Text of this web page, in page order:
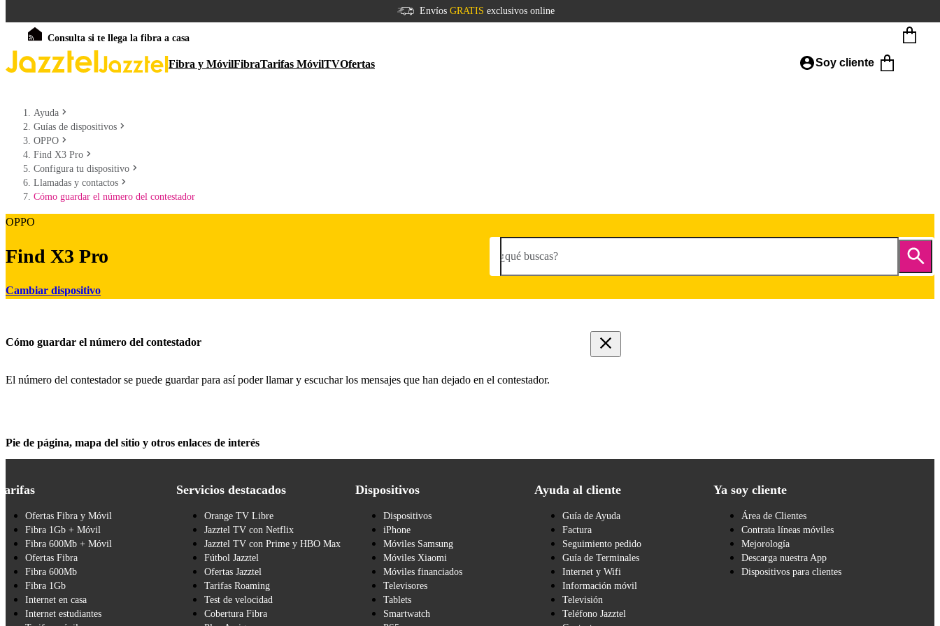
Envíos GRATIS exclusivos online
Consulta si te llega la fibra a casa
Fibra y MóvilFibraTarifas MóvilTVOfertas Soy cliente
Ayuda
Guías de dispositivos
OPPO
Find X3 Pro
Configura tu dispositivo
Llamadas y contactos
Cómo guardar el número del contestador
OPPO
Find X3 Pro
Cambiar dispositivo
¿qué buscas?
Cómo guardar el número del contestador
El número del contestador se puede guardar para así poder llamar y escuchar los mensajes que han dejado en el contestador.
Pie de página, mapa del sitio y otros enlaces de interés
Ofertas Fibra y Móvil
Fibra 1Gb + Móvil
Fibra 600Mb + Móvil
Ofertas Fibra
Fibra 600Mb
Fibra 1Gb
Internet en casa
Internet estudiantes
Servicios destacados
Orange TV Libre
Jazztel TV con Netflix
Jazztel TV con Prime y HBO Max
Fútbol Jazztel
Ofertas Jazztel
Tarifas Roaming
Test de velocidad
Cobertura Fibra
Dispositivos
Dispositivos
iPhone
Móviles Samsung
Móviles Xiaomi
Móviles financiados
Televisores
Tablets
Smartwatch
Ayuda al cliente
Guía de Ayuda
Factura
Seguimiento pedido
Guía de Terminales
Internet y Wifi
Información móvil
Televisión
Teléfono Jazztel
Ya soy cliente
Área de Clientes
Contrata líneas móviles
Mejorología
Descarga nuestra App
Dispositivos para clientes